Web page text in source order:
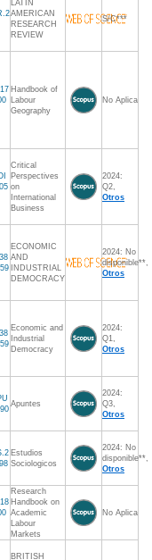
LATIN
AMERICAN
RESEARCH
REVIEW
S/C***
Handbook of
Labour
Geography
No Aplica
Critical
Perspectives
on
International
Business
2024:
Q2,
Otros
ECONOMIC
AND
INDUSTRIAL
DEMOCRACY
2024: No
disponible**,
Otros
Economic and
Industrial
Democracy
2024:
Q1,
Otros
Apuntes
2024:
Q3,
Otros
Estudios
Sociologicos
2024: No
disponible**,
Otros
Research
Handbook on
Academic
Labour
Markets
No Aplica
BRITISH